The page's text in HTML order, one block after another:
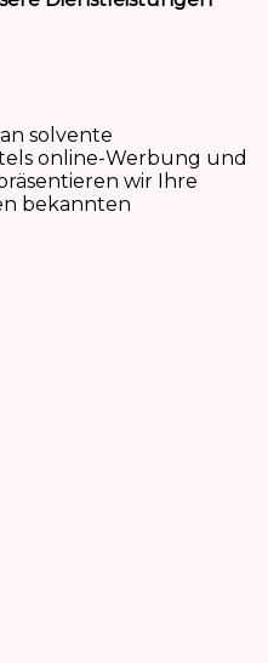
solvente
online-Werbung und
wir Ihre
bekannten